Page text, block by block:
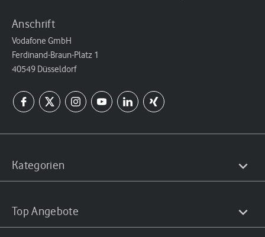
Anschrift
Vodafone GmbH
Ferdinand-Braun-Platz 1
40549 Düsseldorf
Kategorien
Top Angebote